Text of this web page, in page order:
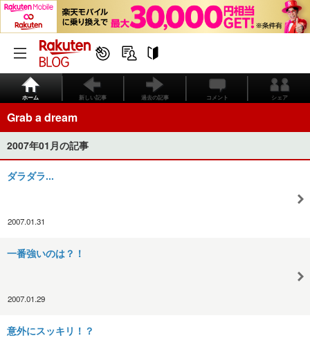
ホーム 新しい記事 過去の記事 コメント シェア
Grab a dream
2007年01月の記事
ダラダラ...
2007.01.31
一番強いのは？！
2007.01.29
意外にスッキリ！？